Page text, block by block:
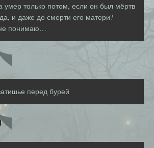
умер только потом, если он был мёртв
и даже до смерти его матери?
понимаю…
перед бурей